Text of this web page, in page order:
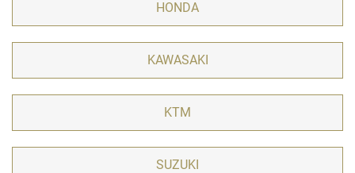
HONDA
KAWASAKI
KTM
SUZUKI